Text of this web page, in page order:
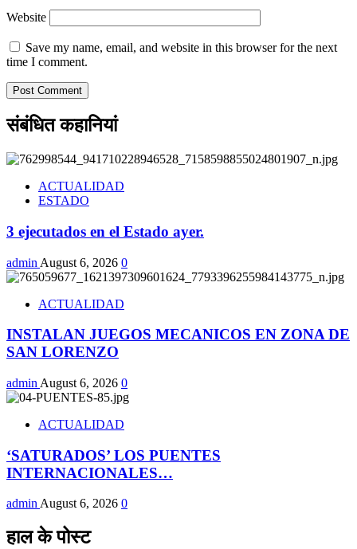
Website
Save my name, email, and website in this browser for the next
time I comment.
संबंधित कहानियां
ACTUALIDAD
ESTADO
3 ejecutados en el Estado ayer.
admin August 6, 2026 0
ACTUALIDAD
INSTALAN JUEGOS MECANICOS EN ZONA DE
SAN LORENZO
admin August 6, 2026 0
ACTUALIDAD
‘SATURADOS’ LOS PUENTES
INTERNACIONALES…
adminAugust 6, 2026 0
हाल के पोस्ट